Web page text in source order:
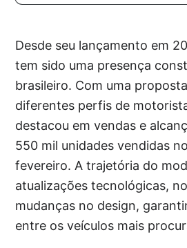
Desde seu lançamento em
tem sido uma presença
brasileiro. Com uma
diferentes perfis de
destacou em vendas e
550 mil unidades vendidas
fevereiro. A trajetória do
atualizações tecnológicas,
mudanças no design,
entre os veículos mais